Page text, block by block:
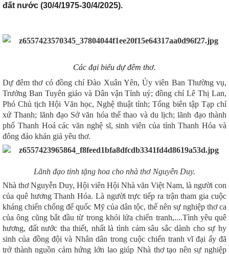
đất nước (30/4/1975-30/4/2025).
Các đại biểu dự đêm thơ.
Dự đêm thơ có đồng chí Đào Xuân Yên, Ủy viên Ban Thường vụ,
Trưởng Ban Tuyên giáo và Dân vận Tỉnh uỷ; đồng chí Lê Thị Lan,
Phó Chủ tịch Hội Văn học, Nghệ thuật tỉnh; Tổng biên tập Tạp chí
xứ Thanh; lãnh đạo Sở văn hóa thể thao và du lịch; lãnh đạo thành
phố Thanh Hoá cácvăn nghệ sĩ, sinh viên của tỉnh Thanh Hóa và
đông đảo khán giả yêu thơ.
Lãnh đạo tỉnh tặng hoa cho nhà thơ Nguyễn Duy.
Nhà thơ Nguyễn Duy, Hội viên Hội Nhà văn Việt Nam, là người con
của quê hương Thanh Hóa. Là người trực tiếp ra trận tham gia cuộc
kháng chiến chống đế quốc Mỹ của dân tộc, thế nên sự nghiệp thơ ca
của ông cũng bắt đầu từ trong khói lửa chiến tranh,....Tình yêu quê
hương, đất nước tha thiết, nhất là tình cảm sâu sắc dành cho sự hy
sinh của đồng đội và Nhân dân trong cuộc chiến tranh vĩ đại ấy đã
trở thành nguồn cảm hứng lớn lao giúp Nhà thơ tạo nên sự nghiệp